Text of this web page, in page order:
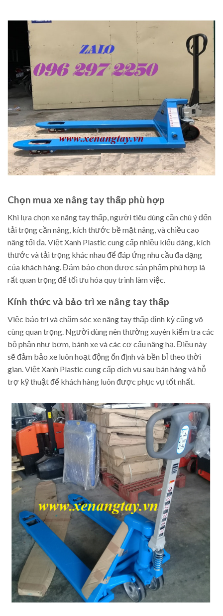
Chọn mua xe nâng tay thấp phù hợp
Khi lựa chọn xe nâng tay thấp, người tiêu dùng cần chú ý đến
tải trọng cần nâng, kích thước bề mặt nâng, và chiều cao
nâng tối đa. Việt Xanh Plastic cung cấp nhiều kiểu dáng, kích
thước và tải trọng khác nhau để đáp ứng nhu cầu đa dạng
của khách hàng. Đảm bảo chọn được sản phẩm phù hợp là
rất quan trọng để tối ưu hóa quy trình làm việc.
Kính thức và bảo trì xe nâng tay thấp
Việc bảo trì và chăm sóc xe nâng tay thấp định kỳ cũng vô
cùng quan trọng. Người dùng nên thường xuyên kiểm tra các
bộ phận như bơm, bánh xe và các cơ cấu nâng hạ. Điều này
sẽ đảm bảo xe luôn hoạt động ổn định và bền bỉ theo thời
gian. Việt Xanh Plastic cung cấp dịch vụ sau bán hàng và hỗ
trợ kỹ thuật để khách hàng luôn được phục vụ tốt nhất.